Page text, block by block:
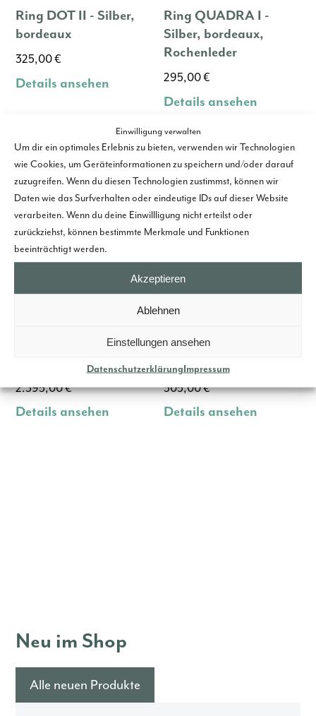
Einwilligung verwalten
Um dir ein optimales Erlebnis zu bieten, verwenden wir Technologien
wie Cookies, um Geräteinformationen zu speichern und/oder darauf
zuzugreifen. Wenn du diesen Technologien zustimmst, können wir
Daten wie das Surfverhalten oder eindeutige IDs auf dieser Website
verarbeiten. Wenn du deine Einwillligung nicht erteilst oder
zurückziehst, können bestimmte Merkmale und Funktionen
beeinträchtigt werden.
Akzeptieren
Ablehnen
Einstellungen ansehen
DatenschutzerklärungImpressum
Ring DOT II - Silber,
bordeaux
325,00€
Details ansehen
Ring QUADRA I -
Silber, bordeaux,
Rochenleder
295,00€
Details ansehen
2.395,00€
Details ansehen
Silber, bordeaux,
Rochenleder
305,00€
Details ansehen
Neu im Shop
Alle neuen Produkte